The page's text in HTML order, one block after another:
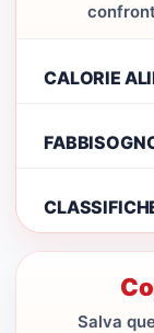
CALORIE
Salva